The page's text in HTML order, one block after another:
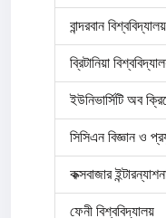
বান্দরবান বিশ্ববিদ্যালয়
ব্রিটানিয়া
ইউনিভার্সিটি অব
সিসিএন বিজ্ঞান ও
কক্সবাজার
ফেনী বিশ্ববিদ্যালয়